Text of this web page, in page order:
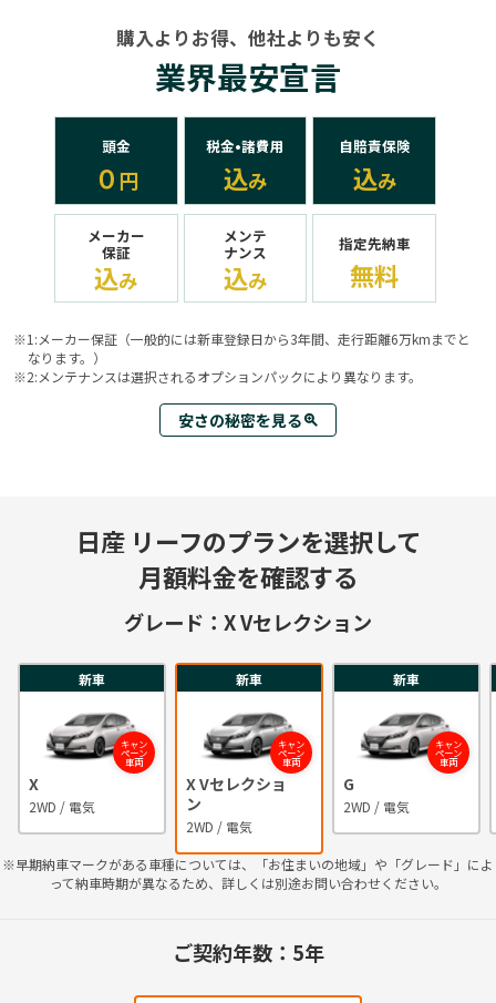
購入よりお得、他社よりも安く
業界最安宣言
頭金
０ 円
税金•諸費用
込み
自賠責保険
込み
メーカー
保証
込み
メンテ
ナンス
込み
指定先納車
無料
※1:メーカー保証（一般的には新車登録日から3年間、走行距離6万kmまでと
なります。）
※2:メンテナンスは選択されるオプションパックにより異なります。
安さの秘密を見る zoom_in
日産 リーフのプランを選択して
月額料金を確認する
グレード： X Vセレクション
新車
キャン
ペーン
車両
X
2WD / 電気
新車
キャン
ペーン
車両
X Vセレクショ
ン
2WD / 電気
新車
キャン
ペーン
車両
G
2WD / 電気
※早期納車マークがある車種については、「お住まいの地域」や「グレード」によ
って納車時期が異なるため、詳しくは別途お問い合わせください。
ご契約年数： 5年